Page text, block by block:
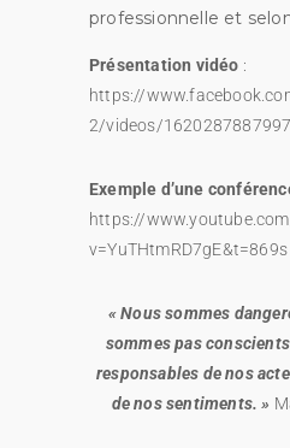
professionnelle et
Présentation vidéo :
https://
2/videos/
Exemple d’une
https://
v=YuTHtmRD7gE&t=869s
« Nous sommes
sommes pas
responsables de nos
de nos sentiments. »